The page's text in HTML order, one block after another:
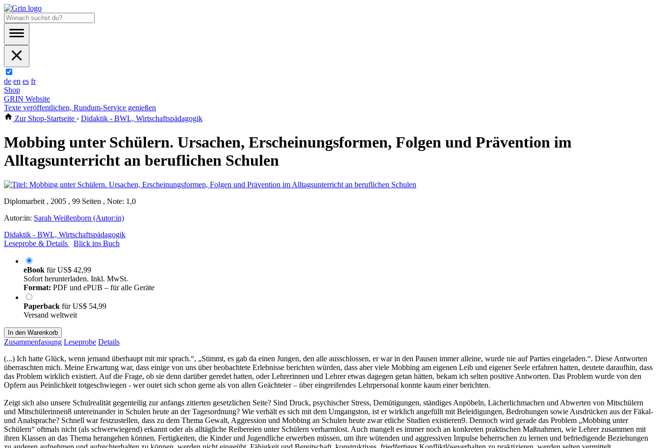
de en es fr
Shop
GRIN Website
Texte veröffentlichen, Rundum-Service genießen
Zur Shop-Startseite › Didaktik - BWL, Wirtschaftspädagogik
Mobbing unter Schülern. Ursachen, Erscheinungsformen, Folgen und Prävention im
Alltagsunterricht an beruflichen Schulen
Diplomarbeit , 2005 , 99 Seiten , Note: 1,0
Autor:in: Sarah Weißenborn (Autor:in)
Didaktik - BWL, Wirtschaftspädagogik
Leseprobe & Details
Blick ins Buch
eBook fürUS$ 42,99
Sofort herunterladen. Inkl. MwSt.
Format: PDF und ePUB – für alle Geräte
Paperback fürUS$ 54,99
Versand weltweit
In den Warenkorb
Zusammenfassung Leseprobe Details
(...) Ich hatte Glück, wenn jemand überhaupt mit mir sprach.“, „Stimmt, es gab da einen Jungen, den alle ausschlossen, er war in den Pausen immer alleine, wurde nie auf Parties eingeladen.“. Diese Antworten
überraschten mich. Meine Erwartung war, dass einige von uns über beobachtete Erlebnisse berichten würden, dass aber viele Mobbing am eigenen Leib und eigener Seele erfahren hatten, deutete daraufhin, dass
das Problem wirklich existiert. Auf die Frage, ob sie denn darüber geredet hatten, oder Lehrerinnen und Lehrer etwas dagegen getan hätten, bekam ich selten positive Antworten. Das Problem wurde von den
Opfern aus Peinlichkeit totgeschwiegen - wer outet sich schon gerne als von allen Geächteter – über eingreifendes Lehrpersonal konnte kaum einer berichten.
Zeigt sich also unsere Schulrealität gegenteilig zur anfangs zitierten gesetzlichen Seite? Sind Druck, psychischer Stress, Demütigungen, ständiges Anpöbeln, Lächerlichmachen und Abwerten von Mitschülern
und Mitschülerinnen8 untereinander in Schulen heute an der Tagesordnung? Wie verhält es sich mit dem Umgangston, ist er wirklich angefüllt mit Beleidigungen, Bedrohungen sowie Ausdrücken aus der Fäkal-
und Analsprache? Schnell war festzustellen, dass zu dem Thema Gewalt, Aggression und Mobbing an Schulen heute zwar etliche Studien existieren9. Dennoch wird gerade das Problem „Mobbing unter
Schülern“ oftmals nicht (als schwerwiegend) erkannt oder als alltägliche Reibereien unter Schülern verharmlost. Auch mangelt es immer noch an konkreten praktischen Maßnahmen, wie Lehrer zusammen mit
ihren Klassen an das Thema herangehen können. Fertigkeiten, die Kinder und Jugendliche erwerben müssen, um ihre wütenden und aggressiven Impulse beherrschen zu lernen und befriedigende Beziehungen